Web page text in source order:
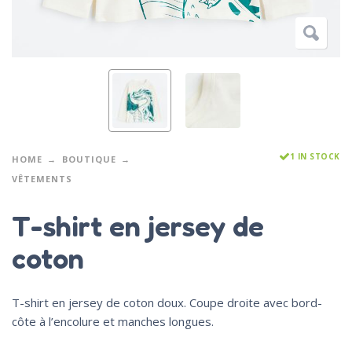
HOME
BOUTIQUE
VÊTEMENTS
1 IN STOCK
T-shirt en jersey de
coton
T-shirt en jersey de coton doux. Coupe droite avec bord-
côte à l’encolure et manches longues.